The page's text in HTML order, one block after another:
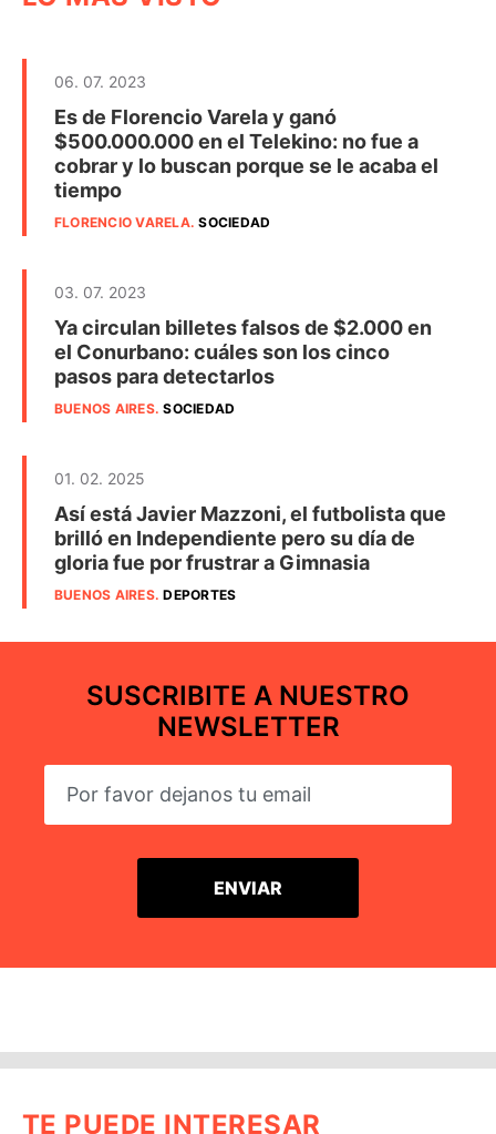
06. 07. 2023
Es de Florencio Varela y ganó
$500.000.000 en el Telekino: no fue a
cobrar y lo buscan porque se le acaba el
tiempo
FLORENCIO VARELA.SOCIEDAD
03. 07. 2023
Ya circulan billetes falsos de $2.000 en
el Conurbano: cuáles son los cinco
pasos para detectarlos
BUENOS AIRES.SOCIEDAD
01. 02. 2025
Así está Javier Mazzoni, el futbolista que
brilló en Independiente pero su día de
gloria fue por frustrar a Gimnasia
BUENOS AIRES.DEPORTES
SUSCRIBITE A NUESTRO
NEWSLETTER
TE PUEDE INTERESAR